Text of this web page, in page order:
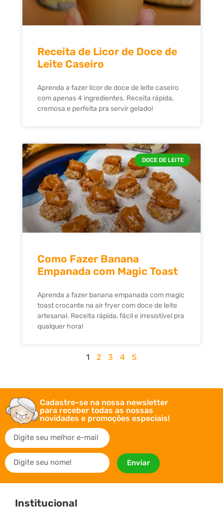
Receita de Licor de Doce de
Leite Caseiro
Aprenda a fazer licor de doce de leite caseiro
com apenas 4 ingredientes. Receita rápida,
cremosa e perfeita pra servir gelado!
DOCE DE LEITE
Como Fazer Banana
Empanada com Magic Toast
Aprenda a fazer banana empanada com magic
toast crocante na air fryer com doce de leite
artesanal. Receita rápida, fácil e irresistível pra
qualquer hora!
1 2 3 4 5
Cadastre-se na nossa newsletter
para receber todas as nossas
novidades e promoções especiais!
Enviar
Institucional